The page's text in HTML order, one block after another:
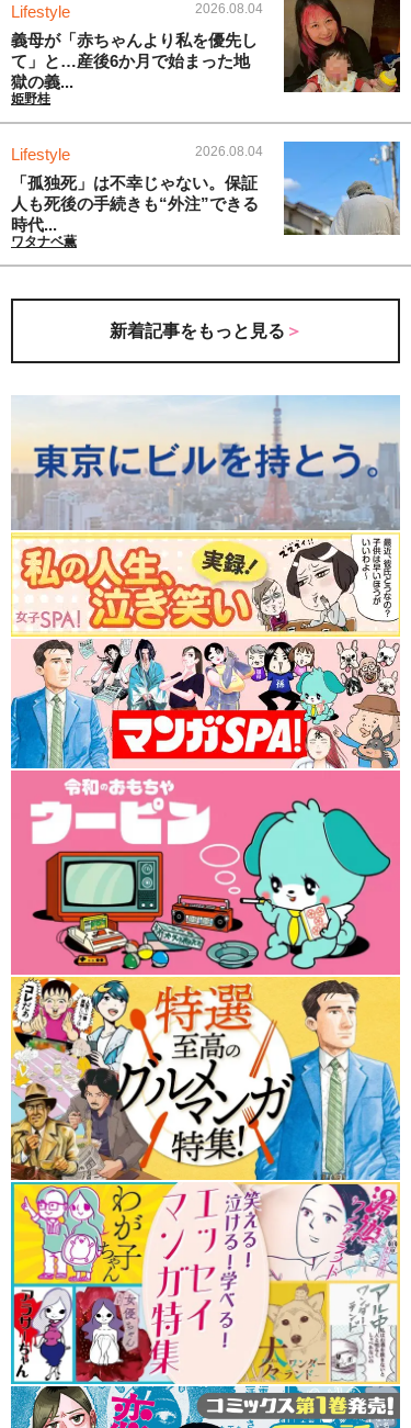
Lifestyle 2026.08.04
義母が「赤ちゃんより私を優先し
て」と…産後6か月で始まった地
獄の義...
姫野桂
Lifestyle 2026.08.04
「孤独死」は不幸じゃない。保証
人も死後の手続きも“外注”できる
時代...
ワタナベ薫
新着記事をもっと見る